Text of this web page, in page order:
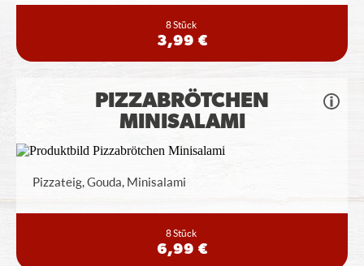
8 Stück
3,99 €
PIZZABRÖTCHEN
MINISALAMI
Pizzateig, Gouda, Minisalami
8 Stück
6,99 €